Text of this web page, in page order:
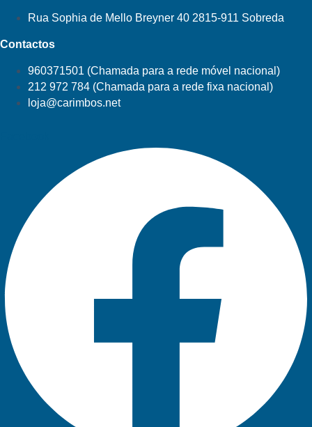
Rua Sophia de Mello Breyner 40 2815-911 Sobreda
Contactos
960371501 (Chamada para a rede móvel nacional)
212 972 784 (Chamada para a rede fixa nacional)
loja@carimbos.net